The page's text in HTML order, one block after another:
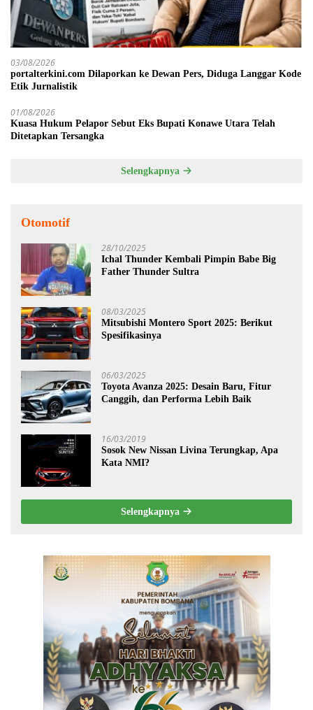
03/08/2026
portalterkini.com Dilaporkan ke Dewan Pers, Diduga Langgar Kode
Etik Jurnalistik
01/08/2026
Kuasa Hukum Pelapor Sebut Eks Bupati Konawe Utara Telah
Ditetapkan Tersangka
Selengkapnya
Otomotif
28/10/2025
Ichal Thunder Kembali Pimpin Babe Big
Father Thunder Sultra
08/03/2025
Mitsubishi Montero Sport 2025: Berikut
Spesifikasinya
06/03/2025
Toyota Avanza 2025: Desain Baru, Fitur
Canggih, dan Performa Lebih Baik
16/03/2019
Sosok New Nissan Livina Terungkap, Apa
Kata NMI?
Selengkapnya